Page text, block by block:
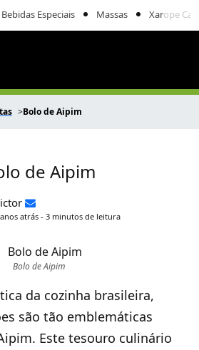
Bebidas Especiais Massas Xarope
Bolo de Aipim
de Aipim
atrás - 3 minutos de leitura
Bolo de Aipim
da cozinha brasileira,
são tão emblemáticas
Este tesouro culinário